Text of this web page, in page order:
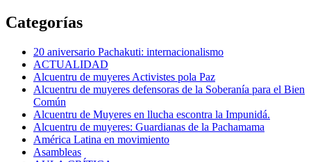
Categorías
20 aniversario Pachakuti: internacionalismo
ACTUALIDAD
Alcuentru de muyeres Activistes pola Paz
Alcuentru de muyeres defensoras de la Soberanía para el Bien
Común
Alcuentru de Muyeres en llucha escontra la Impunidá.
Alcuentru de muyeres: Guardianas de la Pachamama
América Latina en movimiento
Asambleas